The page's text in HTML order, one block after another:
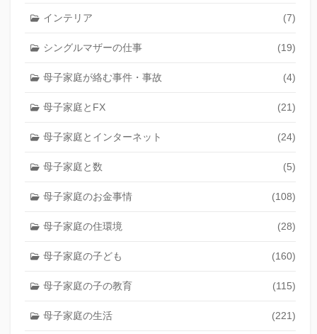
インテリア (7)
シングルマザーの仕事 (19)
母子家庭が絡む事件・事故 (4)
母子家庭とFX (21)
母子家庭とインターネット (24)
母子家庭と数 (5)
母子家庭のお金事情 (108)
母子家庭の住環境 (28)
母子家庭の子ども (160)
母子家庭の子の教育 (115)
母子家庭の生活 (221)